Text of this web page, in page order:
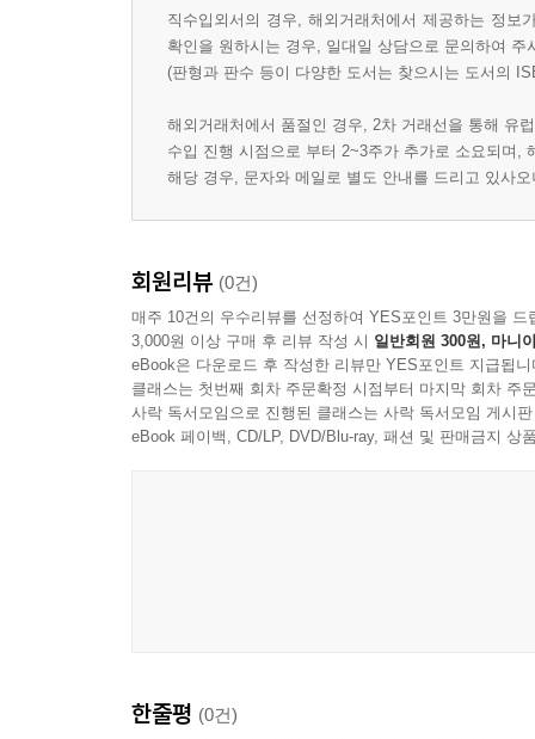
직수입외서의 경우, 해외거래처에서 제공하는 정
확인을 원하시는 경우, 일대일 상담으로 문의하여 주
(판형과 판수 등이 다양한 도서는 찾으시는 도서의
해외거래처에서 품절인 경우, 2차 거래선을 통해 유
수입 진행 시점으로 부터 2~3주가 추가로 소요되며,
해당 경우, 문자와 메일로 별도 안내를 드리고 있사
회원리뷰 (0건)
매주 10건의 우수리뷰를 선정하여 YES포인트 3만원을 드
3,000원 이상 구매 후 리뷰 작성 시 일반회원 300원, 마니
eBook은 다운로드 후 작성한 리뷰만 YES포인트 지급됩니
클래스는 첫번째 회차 주문확정 시점부터 마지막 회차 주
사락 독서모임으로 진행된 클래스는 사락 독서모임 게시
eBook 페이백, CD/LP, DVD/Blu-ray, 패션 및 판매금지 상
한줄평 (0건)